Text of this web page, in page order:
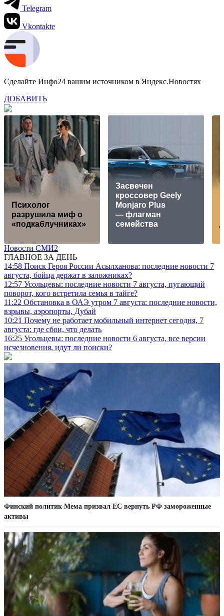
Telegram
Vkontakte
Сделайте Инфо24 вашим источником в Яндекс.Новостях
ДОБАВИТЬ
Психолог
разрушила миф о
«подкаблучниках»
Засвечен
кроссовер Geely
Monjaro Plus
— флагман
семейства
Новости СМИ2
ГЛАВНОЕ ЗА ДЕНЬ
14:58 Поиск Героя России Асылханова: последние новости 7
августа, бойца держат в заложниках?
12:57 Усольцевы: последние новости 7 августа, пугающий
поворот, кого встретила семья в тайге?
11:22 Обстановка в ОАЭ утром 7 августа: последние новости,
взрывы, аэропорты, Дубай
10:21 Почему не работает мобильный интернет сегодня, 7
августа: где сбои, что делать
16:25 Усольцевы: последние новости 6 августа, все версии
исчезновения, идут ли поиски?
Финский политик Мема призвал ЕС вернуть РФ замороженные
активы